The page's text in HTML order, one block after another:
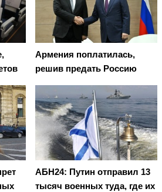
Армения поплатилась,
решив предать Россию
АБН24: Путин отправил 13
тысяч военных туда, где их